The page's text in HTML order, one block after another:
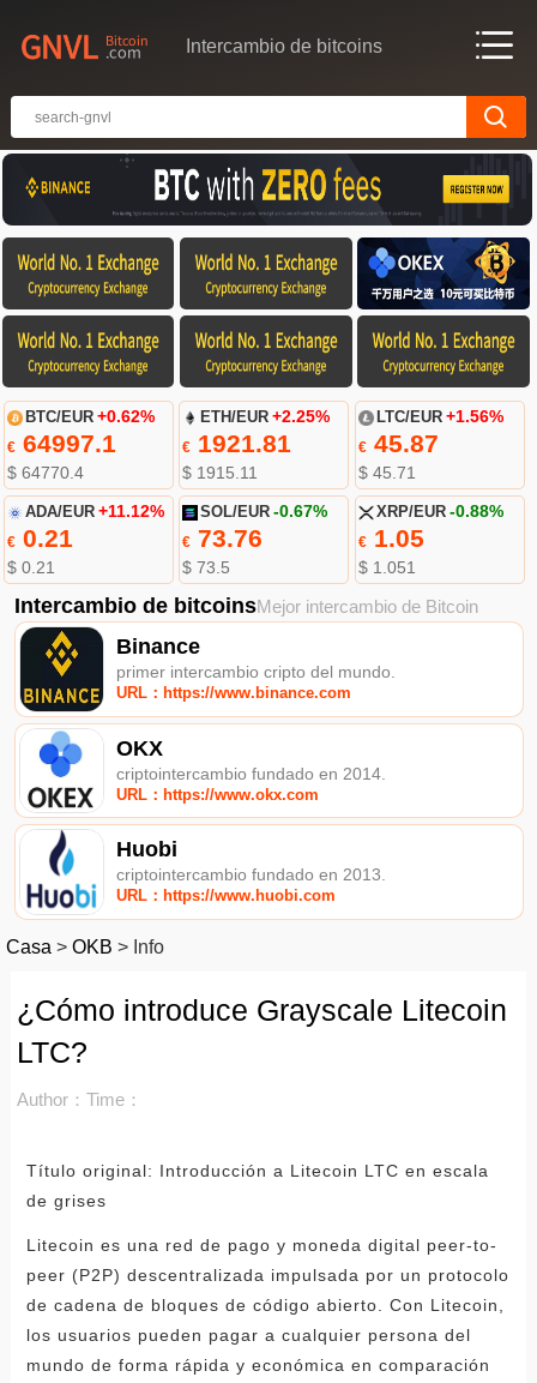
Intercambio de bitcoins
BTC/EUR +0.62%
€64997.1
$ 64770.4
ETH/EUR +2.25%
€ 1921.81
$ 1915.11
LTC/EUR +1.56%
€45.87
$ 45.71
ADA/EUR +11.12%
€0.21
$ 0.21
SOL/EUR -0.67%
€ 73.76
$ 73.5
XRP/EUR -0.88%
€1.05
$ 1.051
Intercambio de bitcoinsMejor intercambio de Bitcoin
Binance
primer intercambio cripto del mundo.
URL：https://www.binance.com
OKX
criptointercambio fundado en 2014.
URL：https://www.okx.com
Huobi
criptointercambio fundado en 2013.
URL：https://www.huobi.com
Casa > OKB > Info
¿Cómo introduce Grayscale Litecoin
LTC?
Author： Time：
Título original: Introducción a Litecoin LTC en escala
de grises
Litecoin es una red de pago y moneda digital peer-to-
peer (P2P) descentralizada impulsada por un protocolo
de cadena de bloques de código abierto. Con Litecoin,
los usuarios pueden pagar a cualquier persona del
mundo de forma rápida y económica en comparación